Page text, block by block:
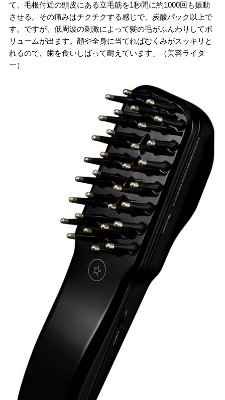
て、毛根付近の頭皮にある立毛筋を1秒間に約1000回も振動
させる。その痛みはチクチクする感じで、炭酸パック以上で
す。ですが、低周波の刺激によって髪の毛がふんわりしてボ
リュームが出ます。顔や全身に当てればむくみがスッキリと
れるので、歯を食いしばって耐えています」（美容ライタ
ー）